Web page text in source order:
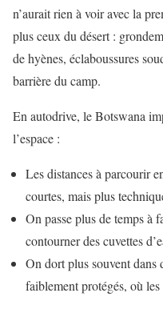
n’aurait rien à voir avec la
plus ceux du désert :
de hyènes, éclaboussures
barrière du camp.
En autodrive, le Botswana
l’espace :
Les distances à parcourir
courtes, mais plus
On passe plus de temps à
contourner des cuvettes
On dort plus souvent dans
faiblement protégés, où